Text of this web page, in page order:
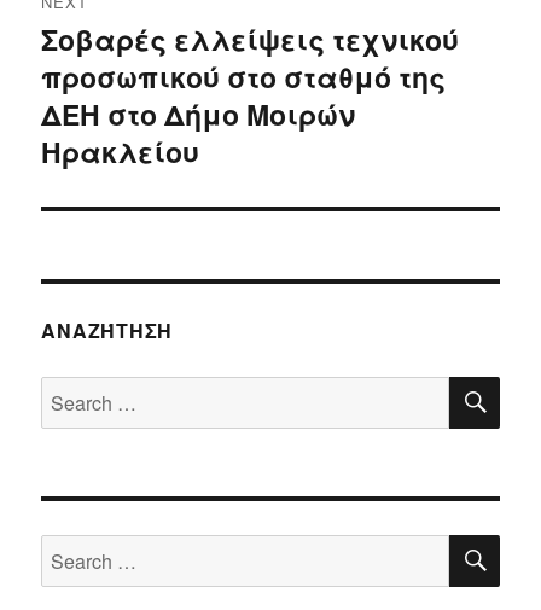
Next
post:
Σοβαρές ελλείψεις τεχνικού
προσωπικού στο σταθμό της
ΔΕΗ στο Δήμο Μοιρών
Ηρακλείου
ΑΝΑΖΉΤΗΣΗ
Search
for:
Search
for: